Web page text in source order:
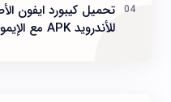
للأندرويد APK مع الإيموجي والخطوط